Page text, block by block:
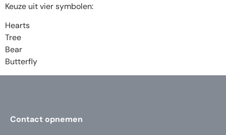
Keuze uit vier symbolen:
Hearts
Tree
Bear
Butterfly
Contact opnemen